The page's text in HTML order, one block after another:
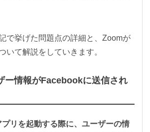
で挙げた問題点の詳細と、Zoomが
いて解説をしていきます。
ー情報がFacebookに送信され
リを起動する際に、ユーザーの情